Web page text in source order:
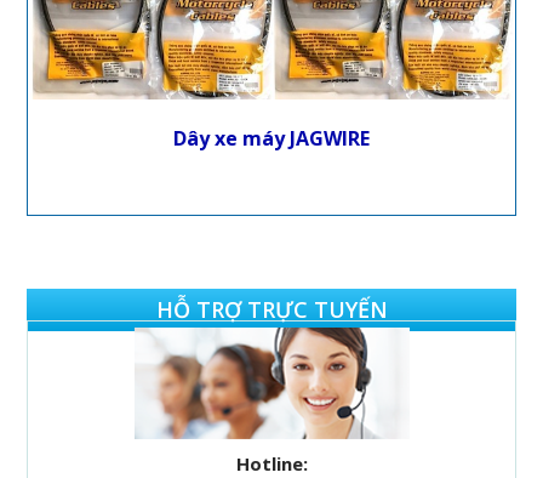
Dây xe máy JAGWIRE
HỖ TRỢ TRỰC TUYẾN
Hotline: